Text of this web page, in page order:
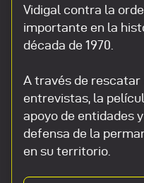
Vidigal contra la
importante en la
década de 1970.
A través de rescatar
entrevistas, la
apoyo de entidades
defensa de la
en su territorio.